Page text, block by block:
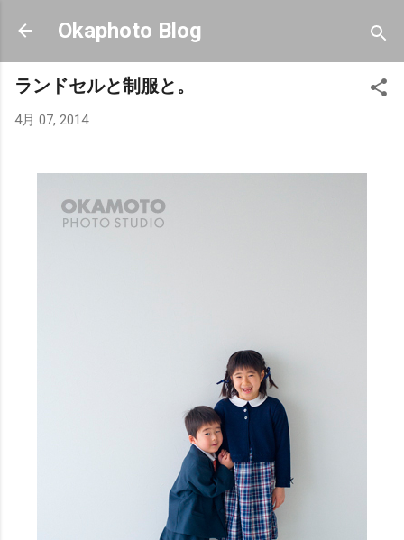
スキップしてメイン コンテンツに移動
Okaphoto Blog
ランドセルと制服と。
4月 07, 2014